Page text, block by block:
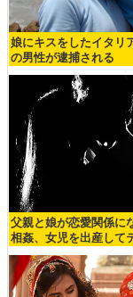
娘にキスをしたイタリ
の男性が逮捕される
父親と娘が恋愛関係に
相姦、女児を出産して